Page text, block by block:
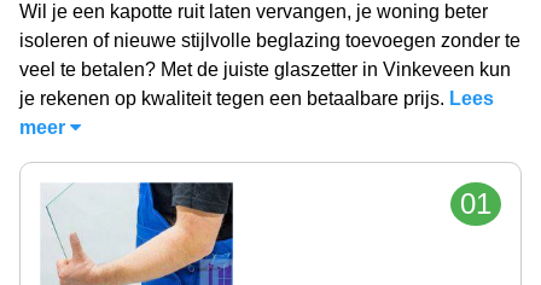
Wil je een kapotte ruit laten vervangen, je woning beter
isoleren of nieuwe stijlvolle beglazing toevoegen zonder te
veel te betalen? Met de juiste glaszetter in Vinkeveen kun
je rekenen op kwaliteit tegen een betaalbare prijs. Lees
meer
01